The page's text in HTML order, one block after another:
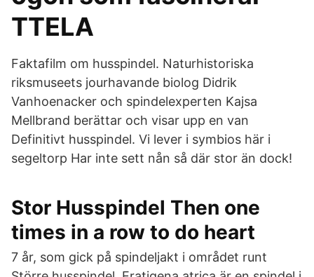
TTELA
Faktafilm om husspindel. Naturhistoriska
riksmuseets jourhavande biolog Didrik
Vanhoenacker och spindelexperten Kajsa
Mellbrand berättar och visar upp en van
Definitivt husspindel. Vi lever i symbios här i
segeltorp Har inte sett nån så där stor än dock!
Stor Husspindel Then one
times in a row to do heart
7 år, som gick på spindeljakt i området runt